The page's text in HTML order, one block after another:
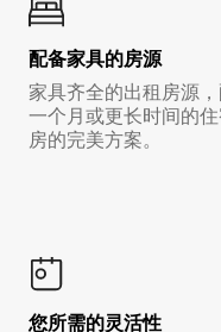
配备家具的房源
家具齐全的出租房源
一个月或更长时间的
房的完美方案。
您所需的灵活性